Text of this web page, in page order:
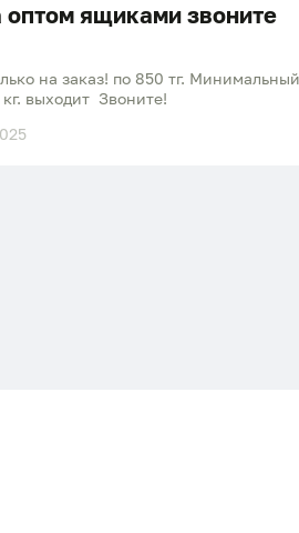
оптом ящиками звоните
на заказ! по 850 тг.
выходит Звоните!